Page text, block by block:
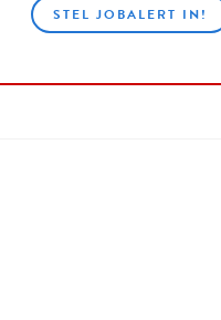
STEL JOBALERT IN!